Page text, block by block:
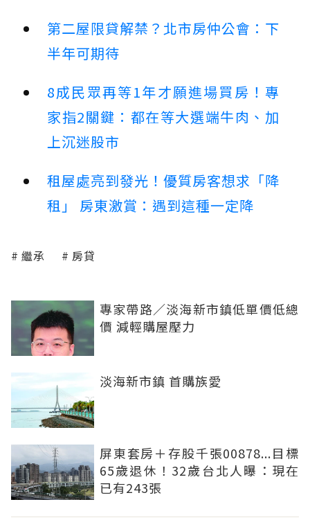
第二屋限貸解禁？北市房仲公會：下
半年可期待
8成民眾再等1年才願進場買房！專
家指2關鍵：都在等大選端牛肉、加
上沉迷股市
租屋處亮到發光！優質房客想求「降
租」 房東激賞：遇到這種一定降
繼承 房貸
專家帶路／淡海新市鎮低單價低總
價 減輕購屋壓力
淡海新市鎮 首購族愛
屏東套房＋存股千張00878...目標
65歲退休！32歲台北人曝：現在
已有243張